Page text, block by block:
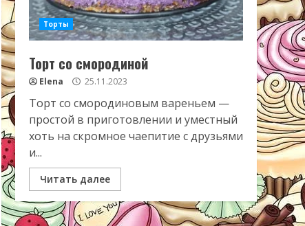
Торты
Торт со смородиной
Elena 25.11.2023
Торт со смородиновым вареньем —
простой в приготовлении и уместный
хоть на скромное чаепитие с друзьями
и...
Читать далее